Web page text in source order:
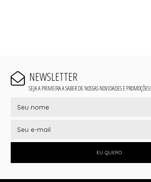
NEWSLETTER
SEJA A PRIMEIRA A SABER DE NOSSAS NOVIDADES E PROMOÇÕES!
EU QUERO